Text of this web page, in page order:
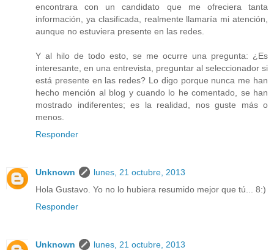
encontrara con un candidato que me ofreciera tanta
información, ya clasificada, realmente llamaría mi atención,
aunque no estuviera presente en las redes.
Y al hilo de todo esto, se me ocurre una pregunta: ¿Es
interesante, en una entrevista, preguntar al seleccionador si
está presente en las redes? Lo digo porque nunca me han
hecho mención al blog y cuando lo he comentado, se han
mostrado indiferentes; es la realidad, nos guste más o
menos.
Responder
Unknown
lunes, 21 octubre, 2013
Hola Gustavo. Yo no lo hubiera resumido mejor que tú... 8:)
Responder
Unknown
lunes, 21 octubre, 2013